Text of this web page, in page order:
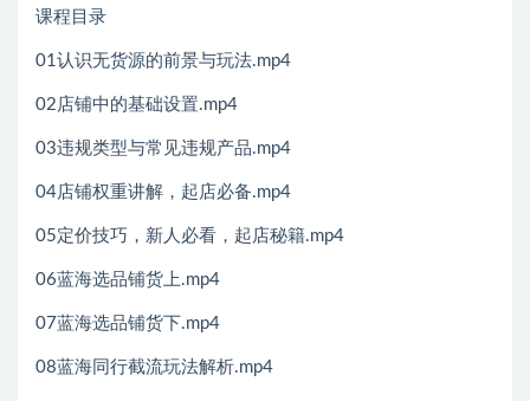
课程目录
01认识无货源的前景与玩法.mp4
02店铺中的基础设置.mp4
03违规类型与常见违规产品.mp4
04店铺权重讲解，起店必备.mp4
05定价技巧，新人必看，起店秘籍.mp4
06蓝海选品铺货上.mp4
07蓝海选品铺货下.mp4
08蓝海同行截流玩法解析.mp4